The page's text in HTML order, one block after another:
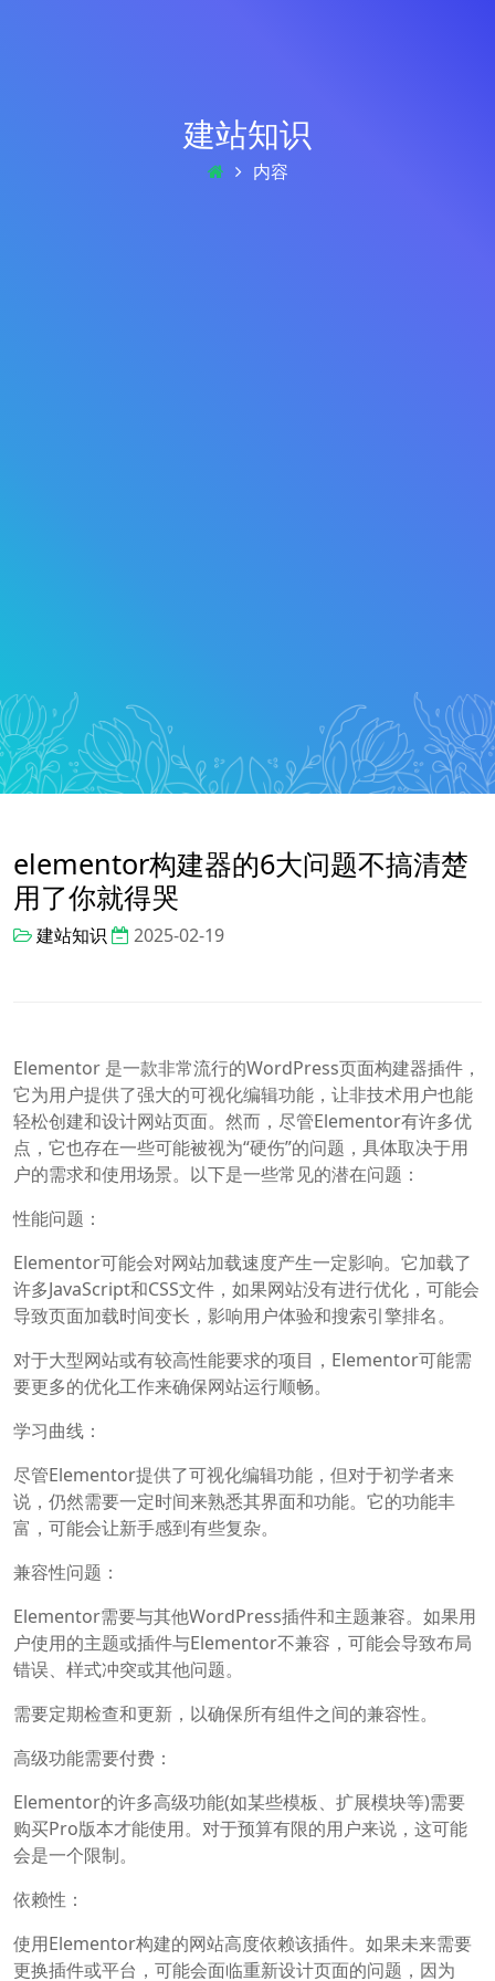
建站知识
内容
elementor构建器的6大问题不搞清楚
用了你就得哭
建站知识 2025-02-19
Elementor 是一款非常流行的WordPress页面构建器插件，
它为用户提供了强大的可视化编辑功能，让非技术用户也能
轻松创建和设计网站页面。然而，尽管Elementor有许多优
点，它也存在一些可能被视为“硬伤”的问题，具体取决于用
户的需求和使用场景。以下是一些常见的潜在问题：
性能问题：
Elementor可能会对网站加载速度产生一定影响。它加载了
许多JavaScript和CSS文件，如果网站没有进行优化，可能会
导致页面加载时间变长，影响用户体验和搜索引擎排名。
对于大型网站或有较高性能要求的项目，Elementor可能需
要更多的优化工作来确保网站运行顺畅。
学习曲线：
尽管Elementor提供了可视化编辑功能，但对于初学者来
说，仍然需要一定时间来熟悉其界面和功能。它的功能丰
富，可能会让新手感到有些复杂。
兼容性问题：
Elementor需要与其他WordPress插件和主题兼容。如果用
户使用的主题或插件与Elementor不兼容，可能会导致布局
错误、样式冲突或其他问题。
需要定期检查和更新，以确保所有组件之间的兼容性。
高级功能需要付费：
Elementor的许多高级功能(如某些模板、扩展模块等)需要
购买Pro版本才能使用。对于预算有限的用户来说，这可能
会是一个限制。
依赖性：
使用Elementor构建的网站高度依赖该插件。如果未来需要
更换插件或平台，可能会面临重新设计页面的问题，因为